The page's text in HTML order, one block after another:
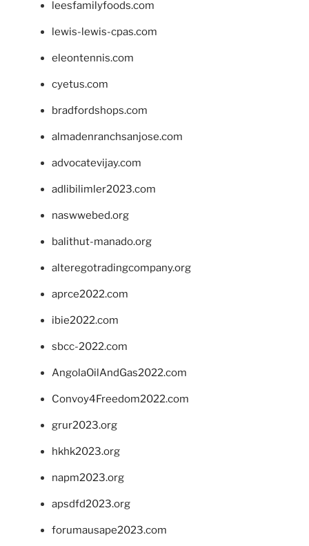
leesfamilyfoods.com
lewis-lewis-cpas.com
eleontennis.com
cyetus.com
bradfordshops.com
almadenranchsanjose.com
advocatevijay.com
adlibilimler2023.com
naswwebed.org
balithut-manado.org
alteregotradingcompany.org
aprce2022.com
ibie2022.com
sbcc-2022.com
AngolaOilAndGas2022.com
Convoy4Freedom2022.com
grur2023.org
hkhk2023.org
napm2023.org
apsdfd2023.org
forumausape2023.com